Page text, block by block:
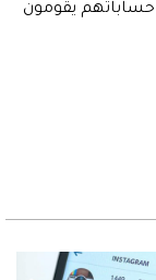
حساباتهم يقومون